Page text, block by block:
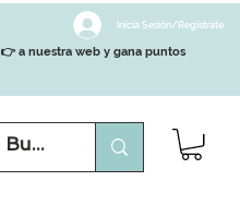
Inicia Sesión/Regístrate
👉 a nuestra web y gana puntos